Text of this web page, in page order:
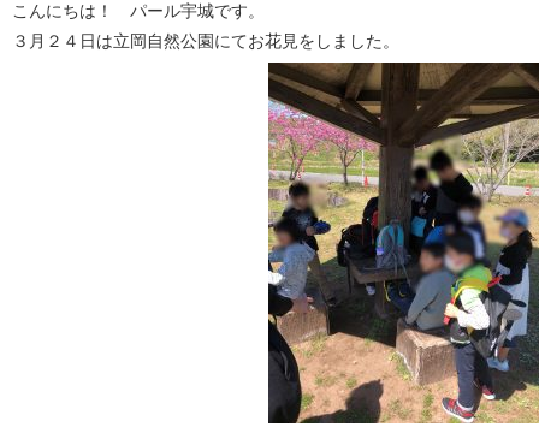
こんにちは！ パール宇城です。
３月２４日は立岡自然公園にてお花見をしました。